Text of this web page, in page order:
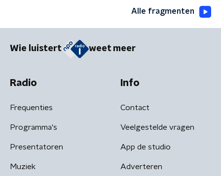
Alle fragmenten
Wie luistert weet meer
Radio
Frequenties
Programma's
Presentatoren
Muziek
Info
Contact
Veelgestelde vragen
App de studio
Adverteren